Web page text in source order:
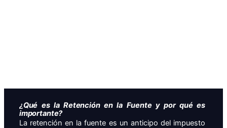
¿Qué es la Retención en la Fuente y por qué es
importante?
La retención en la fuente es un anticipo del impuesto